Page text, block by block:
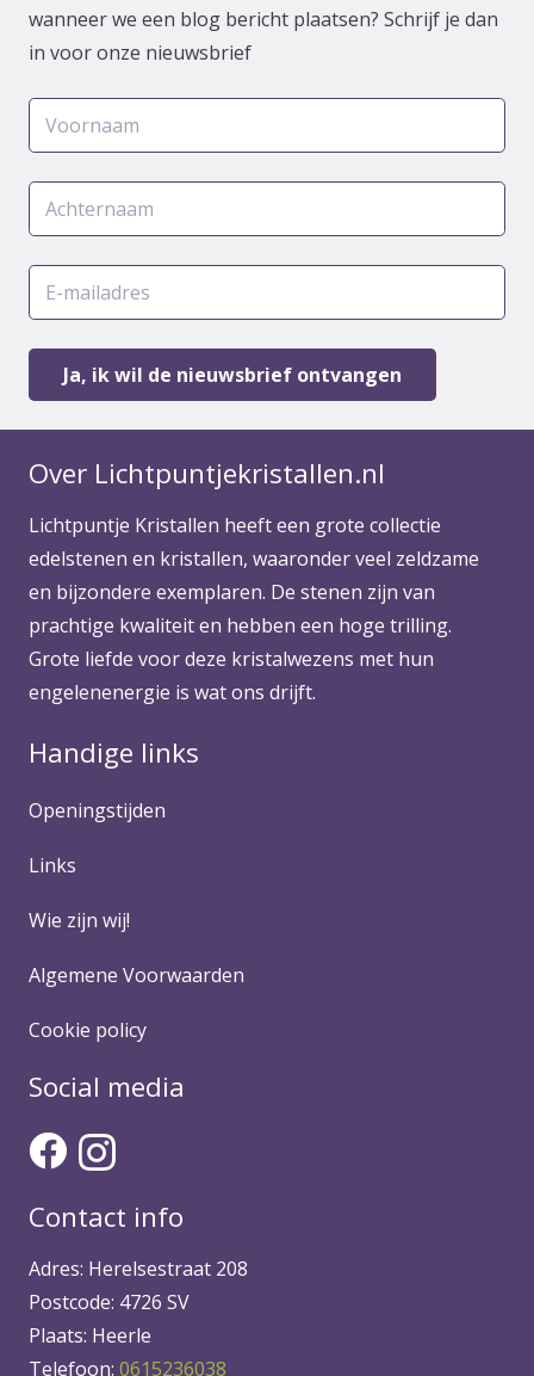
wanneer we een blog bericht plaatsen? Schrijf je dan
in voor onze nieuwsbrief
Over Lichtpuntjekristallen.nl
Lichtpuntje Kristallen heeft een grote collectie
edelstenen en kristallen, waaronder veel zeldzame
en bijzondere exemplaren. De stenen zijn van
prachtige kwaliteit en hebben een hoge trilling.
Grote liefde voor deze kristalwezens met hun
engelenenergie is wat ons drijft.
Handige links
Openingstijden
Links
Wie zijn wij!
Algemene Voorwaarden
Cookie policy
Social media
Contact info
Adres: Herelsestraat 208
Postcode: 4726 SV
Plaats: Heerle
Telefoon: 0615236038